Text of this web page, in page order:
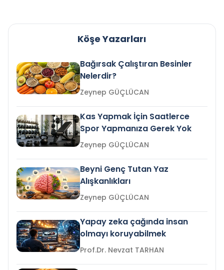
Köşe Yazarları
Bağırsak Çalıştıran Besinler
Nelerdir?
Zeynep GÜÇLÜCAN
Kas Yapmak İçin Saatlerce
Spor Yapmanıza Gerek Yok
Zeynep GÜÇLÜCAN
Beyni Genç Tutan Yaz
Alışkanlıkları
Zeynep GÜÇLÜCAN
Yapay zeka çağında insan
olmayı koruyabilmek
Prof.Dr. Nevzat TARHAN